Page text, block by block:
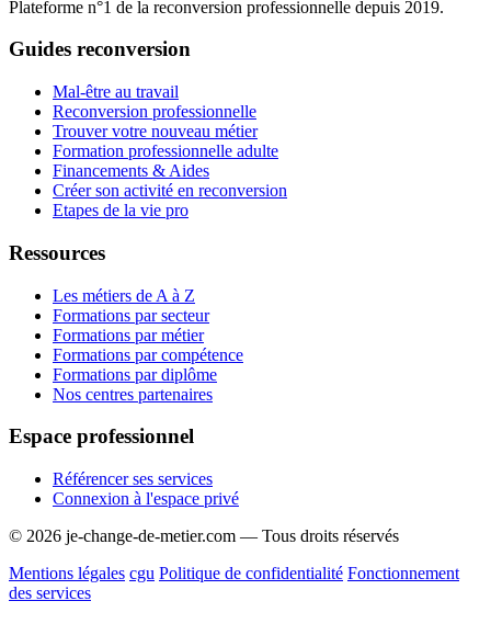
Plateforme n°1 de la reconversion professionnelle depuis 2019.
Guides reconversion
Mal-être au travail
Reconversion professionnelle
Trouver votre nouveau métier
Formation professionnelle adulte
Financements & Aides
Créer son activité en reconversion
Etapes de la vie pro
Ressources
Les métiers de A à Z
Formations par secteur
Formations par métier
Formations par compétence
Formations par diplôme
Nos centres partenaires
Espace professionnel
Référencer ses services
Connexion à l'espace privé
© 2026 je-change-de-metier.com — Tous droits réservés
Mentions légales cgu Politique de confidentialité Fonctionnement
des services